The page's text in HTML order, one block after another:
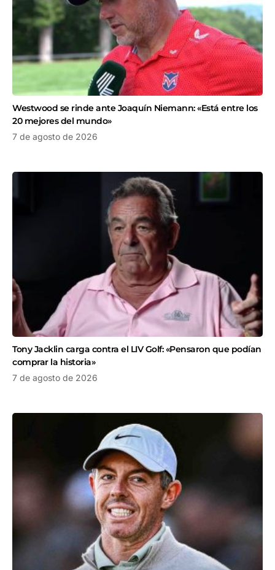
Westwood se rinde ante Joaquín Niemann: «Está entre los
20 mejores del mundo»
7 de agosto de 2026
Tony Jacklin carga contra el LIV Golf: «Pensaron que podían
comprar la historia»
7 de agosto de 2026